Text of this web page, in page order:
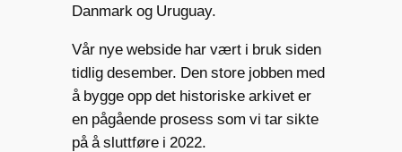
Danmark og Uruguay.
Vår nye webside har vært i bruk siden
tidlig desember. Den store jobben med
å bygge opp det historiske arkivet er
en pågående prosess som vi tar sikte
på å sluttføre i 2022.